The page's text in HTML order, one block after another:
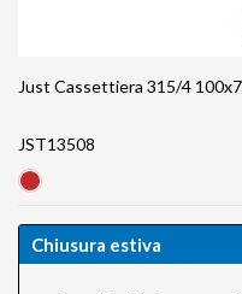
Just Cassettiera 315/4
JST13508
Chiusura estiva